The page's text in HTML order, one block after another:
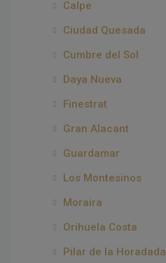
Calpe
Ciudad Quesada
Cumbre del Sol
Daya Nueva
Finestrat
Gran Alacant
Guardamar
Los Montesinos
Moraira
Orihuela Costa
Pilar de la Horadada